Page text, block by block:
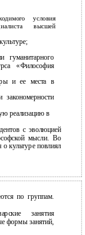
условия
высшей
гуманитарного
«Философия
и ее места в
реализацию в
с эволюцией
мысли. Во
о культуре повлиял
по группам.
занятия
формы занятий,